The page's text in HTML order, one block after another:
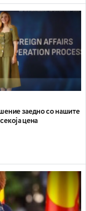
заедно со нашите
цена